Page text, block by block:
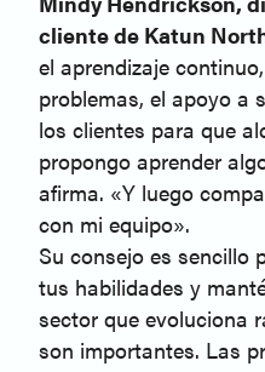
cliente de Katun
el aprendizaje
problemas, el apoyo a
los clientes para que
propongo aprender
afirma. «Y luego
con mi equipo».
Su consejo es sencillo
tus habilidades y
sector que evoluciona
son importantes. Las